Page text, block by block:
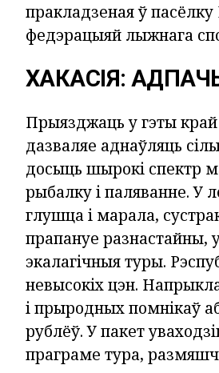
пракладзеная ў
федэрацыяй лыжнага
ХАКАСІЯ:
Прыязджаць у гэты
дазваляе аднаўляць
досыць шырокі спектр
рыбалку і паляванне. У
глушца і марала,
прапануе разнастайны,
экалагічныя туры.
невысокіх цэн.
і прыродных помнікаў
рублёў. У пакет
праграме тура,